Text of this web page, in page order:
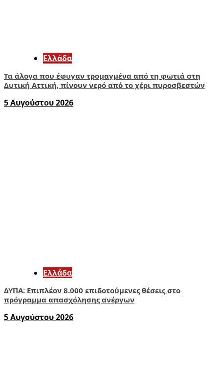
Ελλάδα
Τα άλογα που έφυγαν τρομαγμένα από τη φωτιά στη
Δυτική Αττική, πίνουν νερό από το χέρι πυροσβεστών
5 Αυγούστου 2026
Ελλάδα
ΔΥΠΑ: Επιπλέον 8.000 επιδοτούμενες θέσεις στο
πρόγραμμα απασχόλησης ανέργων
5 Αυγούστου 2026